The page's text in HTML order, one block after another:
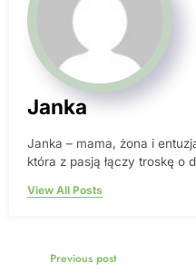
Janka
Janka – mama, żona i
która z pasją łączy troskę o
View All Posts
Previous post